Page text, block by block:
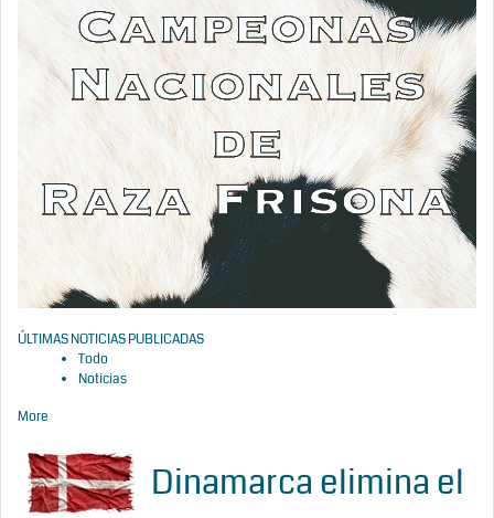
ÚLTIMAS NOTICIAS PUBLICADAS
Todo
Noticias
More
Dinamarca elimina el